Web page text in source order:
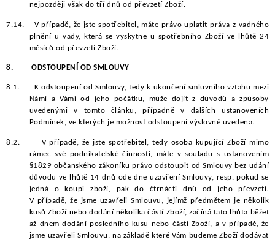
nejpozději však do tří dnů od převzetí Zboží.
7.14.
V případě, že jste spotřebitel, máte právo uplatit práva z vadného
plnění u vady, která se vyskytne u spotřebního Zboží ve lhůtě 24
měsíců od převzetí Zboží.
8. ODSTOUPENÍ OD SMLOUVY
8.1.
K odstoupení od Smlouvy, tedy k ukončení smluvního vztahu mezi
Námi a Vámi od jeho počátku, může dojít z důvodů a způsoby
uvedenými v tomto článku, případně v dalších ustanoveních
Podmínek, ve kterých je možnost odstoupení výslovně uvedena.
8.2.
V případě, že jste spotřebitel, tedy osoba kupující Zboží mimo
rámec své podnikatelské činnosti, máte v souladu s ustanovením
§1829 občanského zákoníku právo odstoupit od Smlouvy bez udání
důvodu ve lhůtě 14 dnů ode dne uzavření Smlouvy, resp. pokud se
jedná o koupi zboží, pak do čtrnácti dnů od jeho převzetí.
V případě, že jsme uzavřeli Smlouvu, jejímž předmětem je několik
kusů Zboží nebo dodání několika částí Zboží, začíná tato lhůta běžet
až dnem dodání posledního kusu nebo části Zboží, a v případě, že
jsme uzavřeli Smlouvu, na základě které Vám budeme Zboží dodávat